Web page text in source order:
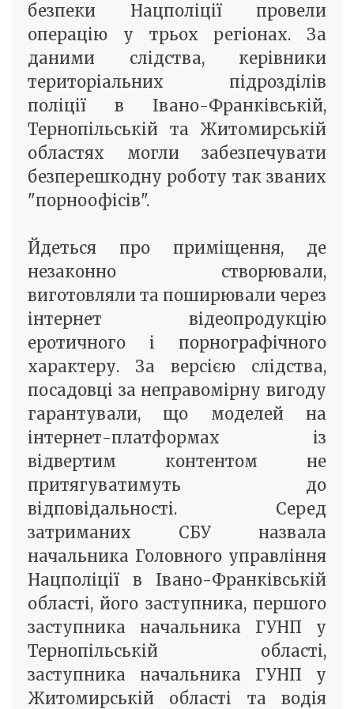
безпеки Нацполіції провели
операцію у трьох регіонах. За
даними слідства, керівники
територіальних підрозділів
поліції в Івано-Франківській,
Тернопільській та Житомирській
областях могли забезпечувати
безперешкодну роботу так званих
"порноофісів".
Йдеться про приміщення, де
незаконно створювали,
виготовляли та поширювали через
інтернет відеопродукцію
еротичного і порнографічного
характеру. За версією слідства,
посадовці за неправомірну вигоду
гарантували, що моделей на
інтернет-платформах із
відвертим контентом не
притягуватимуть до
відповідальності. Серед
затриманих СБУ назвала
начальника Головного управління
Нацполіції в Івано-Франківській
області, його заступника, першого
заступника начальника ГУНП у
Тернопільській області,
заступника начальника ГУНП у
Житомирській області та водія